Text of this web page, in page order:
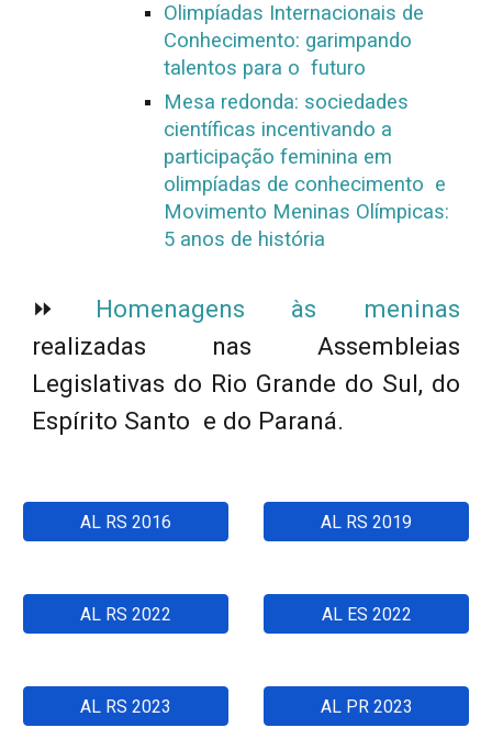
Olimpíadas Internacionais de
Conhecimento: garimpando
talentos para o futuro
Mesa redonda: sociedades
científicas incentivando a
participação feminina em
olimpíadas de conhecimento e
Movimento Meninas Olímpicas:
5 anos de história
⏩ Homenagens às meninas
realizadas nas Assembleias
Legislativas do Rio Grande do Sul, do
Espírito Santo e do Paraná.
AL RS 2016 AL RS 2019
AL RS 2022 AL ES 2022
AL RS 2023 AL PR 2023